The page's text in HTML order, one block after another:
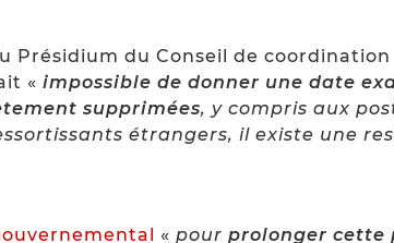
Présidium du Conseil de
« impossible de donner une date
supprimées, y compris aux
étrangers, il existe une
« pour prolonger cette